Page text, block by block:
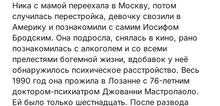
Ника с мамой переехала в Москву, потом
случилась перестройка, девочку свозили в
Америку и познакомили с самим Иосифом
Бродским. Она подросла, снялась в кино, рано
познакомилась с алкоголем и со всеми
прелестями богемной жизни, вдобавок у неё
обнаружилось психическое расстройство. Весь
1990 год она прожила в Лозанне с 76-летним
доктором-психиатром Джованни Мастропаоло.
Ей было только шестнадцать. После развода